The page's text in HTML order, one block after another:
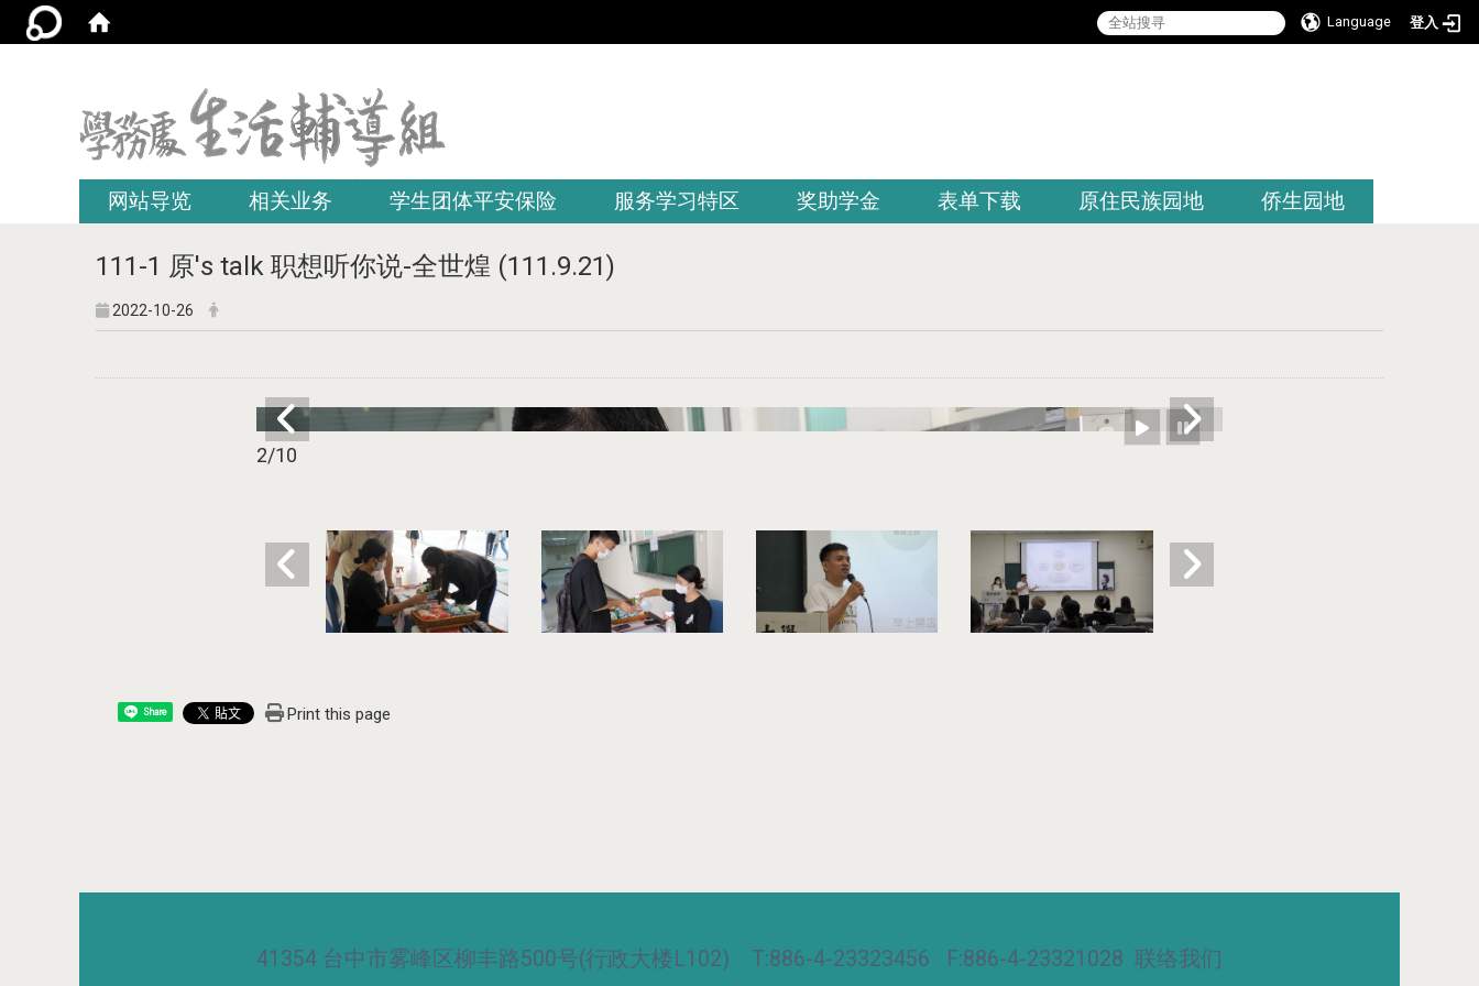
Language 登入
网站导览 相关业务 学生团体平安保险 服务学习特区 奖助学金 表单下载 原住民族园地 侨生园地
111-1 原's talk 职想听你说-全世煌 (111.9.21)
2022-10-26
2/10
Share Print this page
41354 台中市雾峰区柳丰路500号(行政大楼L102) T:886-4-23323456 F:886-4-23321028 联络我们